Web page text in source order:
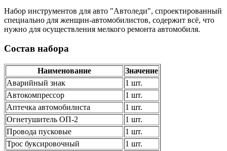
Набор инструментов для авто "Автоледи", спроектированный
специально для женщин-автомобилистов, содержит всё, что
нужно для осуществления мелкого ремонта автомобиля.
Состав набора
Наименование
Значение
Аварийный знак
1 шт.
Автокомпрессор
1 шт.
Аптечка автомобилиста
1 шт.
Огнетушитель ОП-2
1 шт.
Провода пусковые
1 шт.
Трос буксировочный
1 шт.